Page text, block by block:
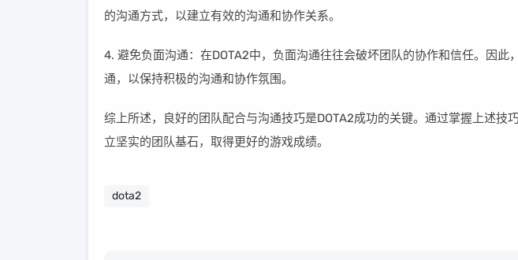
的沟通方式，以建立有效的沟通和协作关系。
4. 避免负面沟通：在DOTA2中，负面沟通往往会破坏团队的协作和信任。因此
通，以保持积极的沟通和协作氛围。
综上所述，良好的团队配合与沟通技巧是DOTA2成功的关键。通过掌握上述技
立坚实的团队基石，取得更好的游戏成绩。
dota2